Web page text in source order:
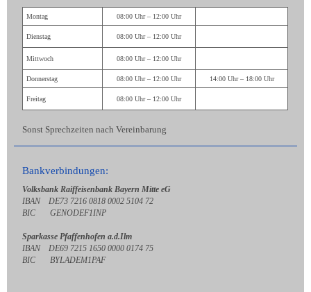
Montag 08:00 Uhr – 12:00 Uhr
Dienstag 08:00 Uhr – 12:00 Uhr
Mittwoch 08:00 Uhr – 12:00 Uhr
Donnerstag 08:00 Uhr – 12:00 Uhr 14:00 Uhr – 18:00 Uhr
Freitag 08:00 Uhr – 12:00 Uhr
Sonst Sprechzeiten nach Vereinbarung
Bankverbindungen:
Volksbank Raiffeisenbank Bayern Mitte eG
IBAN DE73 7216 0818 0002 5104 72
BIC GENODEF1INP
Sparkasse Pfaffenhofen a.d.Ilm
IBAN DE69 7215 1650 0000 0174 75
BIC BYLADEM1PAF